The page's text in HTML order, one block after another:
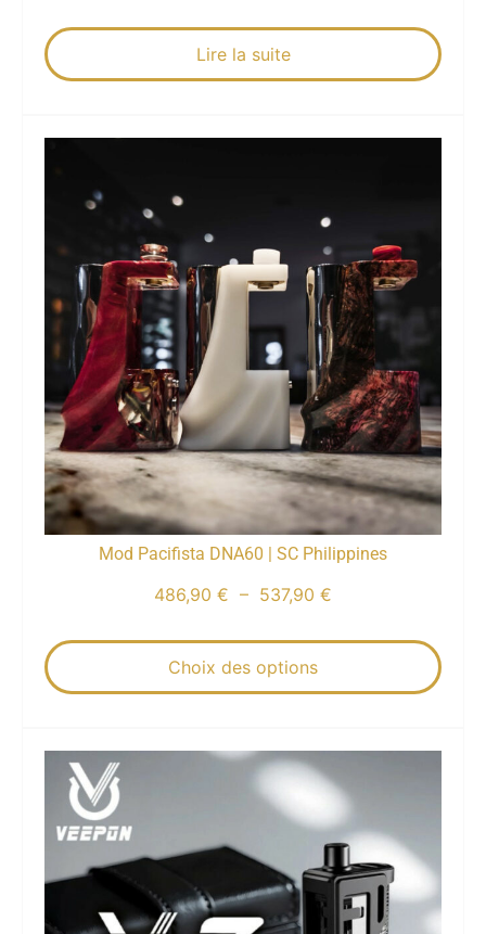
Lire la suite
Mod Pacifista DNA60 | SC Philippines
486,90 € – 537,90 €
Choix des options